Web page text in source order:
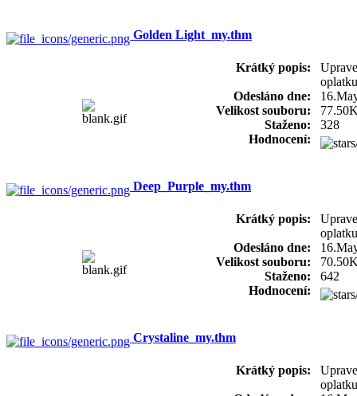
Golden Light_my.thm
Krátký popis:
Odesláno dne:
Velikost souboru:
Staženo:
328
Hodnocení:
Deep_Purple_my.thm
Krátký popis:
Odesláno dne:
Velikost souboru:
Staženo:
642
Hodnocení:
Crystaline_my.thm
Krátký popis: